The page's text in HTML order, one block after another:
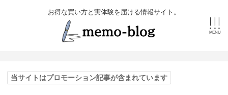
お得な買い方と実体験を届ける情報サイト。
当サイトはプロモーション記事が含まれています